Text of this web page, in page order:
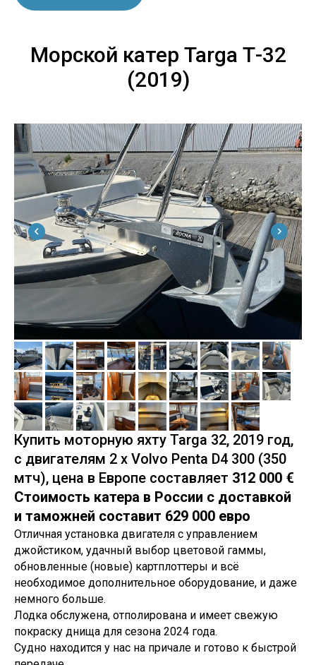
Морской катер Targa Т-32
(2019)
Купить моторную яхту Targa 32, 2019 год,
c двигателям 2 х Volvo Penta D4 300 (350
мтч), цена в Европе составляет 312 000 €
Стоимость катера в России с доставкой
и таможней составит 629 000 евро
Отличная установка двигателя с управлением
джойстиком, удачный выбор цветовой гаммы,
обновленные (новые) картплоттеры и всё
необходимое дополнительное оборудование, и даже
немного больше.
Лодка обслужена, отполирована и имеет свежую
покраску днища для сезона 2024 года.
Судно находится у нас на причале и готово к быстрой